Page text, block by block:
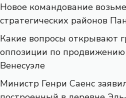
Новое командование
стратегических районов
Какие вопросы открывают
оппозиции по
Венесуэле
Министр Генри Саенс